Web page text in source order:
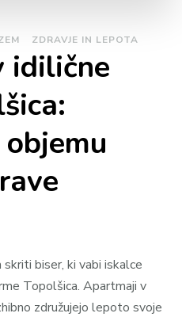
ZDRAVJE IN LEPOTA
idilične
biser, ki vabi iskalce
Topolšica. Apartmaji v
združujejo lepoto svoje